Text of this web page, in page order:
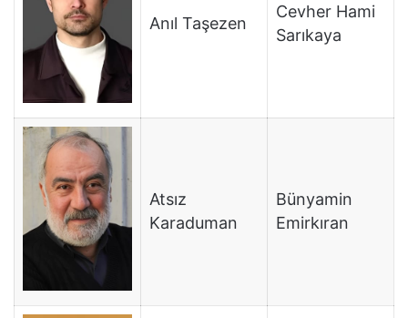
Anıl Taşezen
Cevher Hami
Sarıkaya
Atsız
Karaduman
Bünyamin
Emirkıran